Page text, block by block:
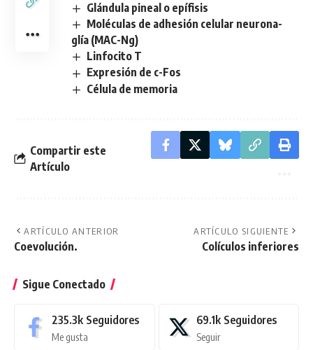
Glándula pineal o epífisis
Moléculas de adhesión celular neurona-
glía (MAC-Ng)
Linfocito T
Expresión de c-Fos
Célula de memoria
Compartir este
Artículo
ARTÍCULO ANTERIOR
Coevolución.
ARTÍCULO SIGUIENTE
Colículos inferiores
Sigue Conectado
235.3k Seguidores
Me gusta
69.1k Seguidores
Seguir